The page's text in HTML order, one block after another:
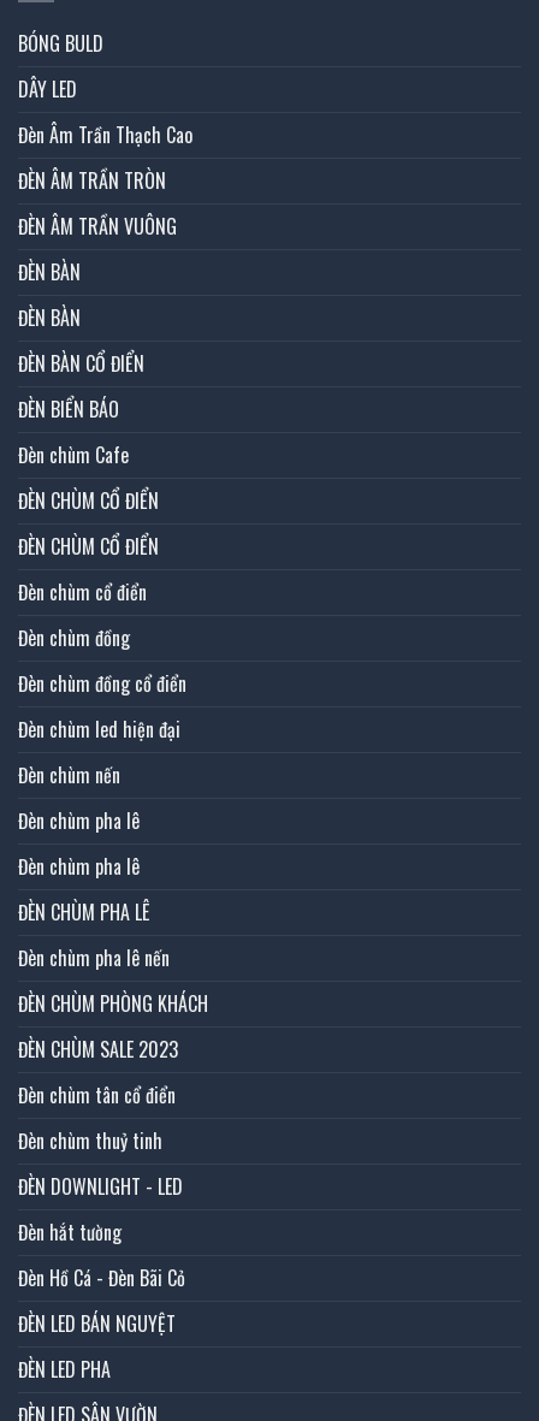
BÓNG BULD
DÂY LED
Đèn Âm Trần Thạch Cao
ĐÈN ÂM TRẦN TRÒN
ĐÈN ÂM TRẦN VUÔNG
ĐÈN BÀN
ĐÈN BÀN
ĐÈN BÀN CỔ ĐIỂN
ĐÈN BIỂN BÁO
Đèn chùm Cafe
ĐÈN CHÙM CỔ ĐIỂN
ĐÈN CHÙM CỔ ĐIỂN
Đèn chùm cổ điển
Đèn chùm đồng
Đèn chùm đồng cổ điển
Đèn chùm led hiện đại
Đèn chùm nến
Đèn chùm pha lê
Đèn chùm pha lê
ĐÈN CHÙM PHA LÊ
Đèn chùm pha lê nến
ĐÈN CHÙM PHÒNG KHÁCH
ĐÈN CHÙM SALE 2023
Đèn chùm tân cổ điển
Đèn chùm thuỷ tinh
ĐÈN DOWNLIGHT - LED
Đèn hắt tường
Đèn Hồ Cá - Đèn Bãi Cỏ
ĐÈN LED BÁN NGUYỆT
ĐÈN LED PHA
ĐÈN LED SÂN VƯỜN